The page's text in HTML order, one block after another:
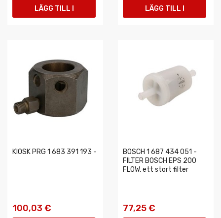
LÄGG TILL I LÄGG TILL I
KIOSK PRG 1 683 391 193 -
100,03 €
BOSCH 1 687 434 051 -
FILTER BOSCH EPS 200
FLOW, ett stort filter
77,25 €